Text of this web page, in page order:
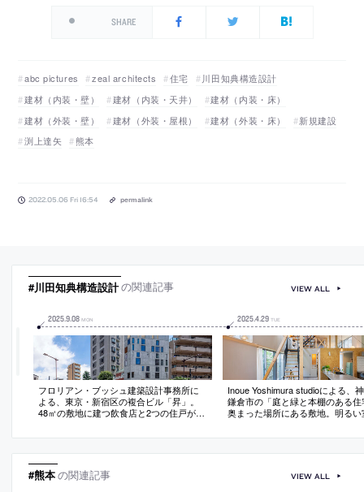
SHARE
abc pictures zeal architects 住宅
川田知典構造設計
建材（内装・壁）
建材（内装・天井）
建材（内装・床）
建材（外装・壁）
建材（外装・屋根） 建材（外装・床）
新規建設
渕上達矢
熊本
2022.05.06 Fri 16:54 permalink
#川田知典構造設計の関連記事
2025.9.08 MON
フロリアン・ブッシュ建築設計事務所に
よる、東京・新宿区の複合ビル「昇」。
48㎡の敷地に建つ飲食店と2つの住戸が入
アを設けずに平面外縁部の上下左右に“階
ら生まれた“多価性”のある外観も特徴とす
る
2025.4.29 TUE
Inoue Yoshimura studioによる、
鎌倉市の「庭と緑と本棚のある住
奥まった場所にある敷地。明るい
て“庭”の様になる計画を志向。上
口部から光風が入り視線も外に抜
VIEW ALL
#熊本の関連記事 VIEW ALL